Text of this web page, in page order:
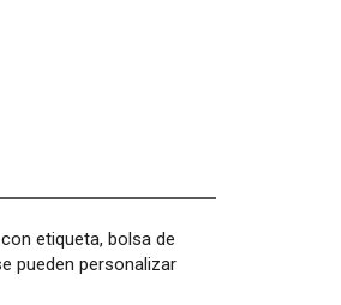
etiqueta, bolsa de
pueden personalizar